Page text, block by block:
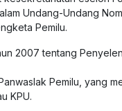
Undang-Undang
Pemilu.
2007 tentang
Pemilu, yang
KPU.